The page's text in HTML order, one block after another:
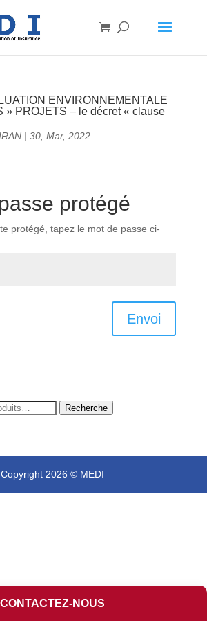
ENVIRONNEMENTALE
» PROJETS – le décret « clause
| 30, Mar, 2022
protégé
protégé, tapez le mot de passe ci-
Envoi
Recherche
Copyright 2026 © MEDI
CONTACTEZ-NOUS